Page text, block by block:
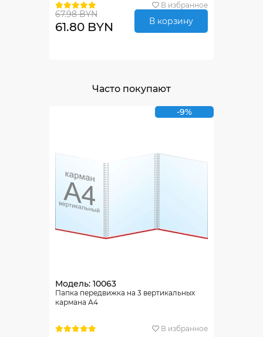
В избранное
67.98 BYN
61.80 BYN В корзину
Часто покупают
-9%
Модель: 10063
Папка передвижка на 3 вертикальных
кармана А4
В избранное